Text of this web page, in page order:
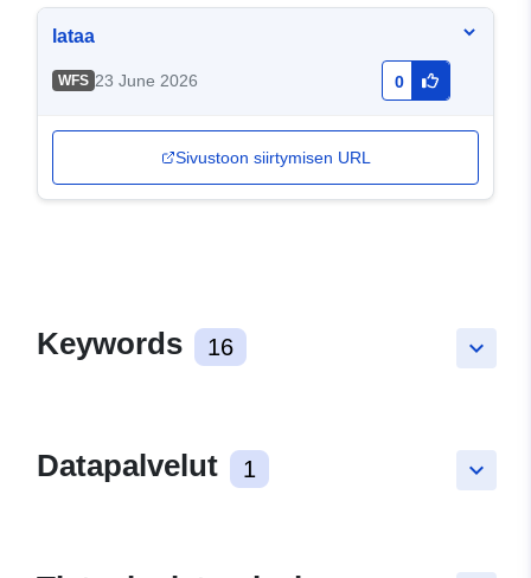
lataa
WFS 23 June 2026 0
Sivustoon siirtymisen URL
keyboard_arrow_down
Keywords 16
keyboard_arrow_down
Datapalvelut 1